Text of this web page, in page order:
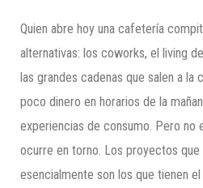
Quien abre hoy una cafetería
alternativas: los coworks, el living
las grandes cadenas que salen a
poco dinero en horarios de la
experiencias de consumo. Pero no
ocurre en torno. Los proyectos que
esencialmente son los que tienen